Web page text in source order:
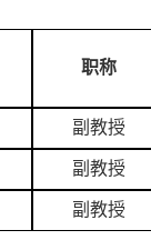
职称
副教授
副教授
副教授